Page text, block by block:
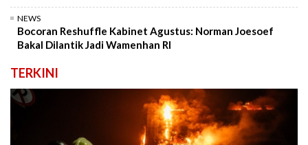
NEWS
Bocoran Reshuffle Kabinet Agustus: Norman Joesoef
Bakal Dilantik Jadi Wamenhan RI
TERKINI